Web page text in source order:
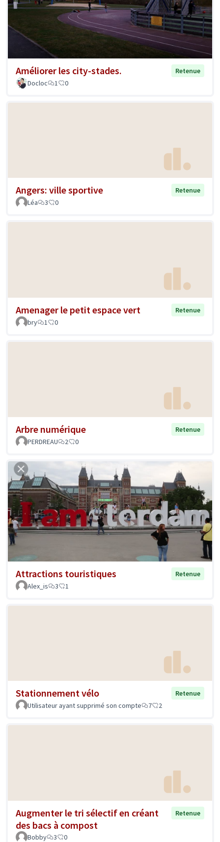
Améliorer les city-stades.
Retenue
Docloc
1 0
Angers: ville sportive
Retenue
Léa
3 0
Amenager le petit espace vert
Retenue
bry
1 0
Arbre numérique
Retenue
PERDREAU
2 0
Attractions touristiques
Retenue
Alex_is
3 1
Stationnement vélo
Retenue
Utilisateur ayant supprimé son compte
7 2
Augmenter le tri sélectif en créant
des bacs à compost
Retenue
Bobby 3 0